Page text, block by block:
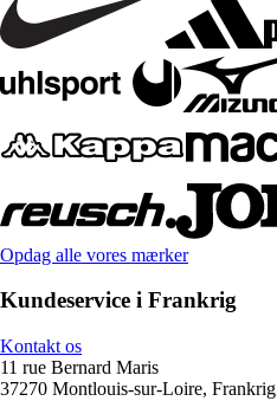
Opdag alle vores mærker
Kundeservice i Frankrig
Kontakt os
11 rue Bernard Maris
37270 Montlouis-sur-Loire, Frankrig